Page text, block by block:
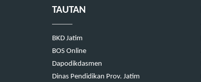
TAUTAN
BKD Jatim
BOS Online
Dapodikdasmen
Dinas Pendidikan Prov. Jatim